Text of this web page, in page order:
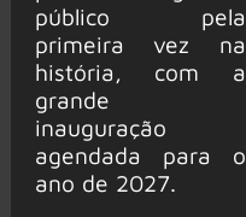
público pela
primeira vez na
história, com a
grande
inauguração
agendada para o
ano de 2027.